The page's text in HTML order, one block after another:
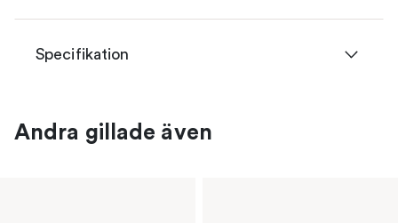
Specifikation
Andra gillade även